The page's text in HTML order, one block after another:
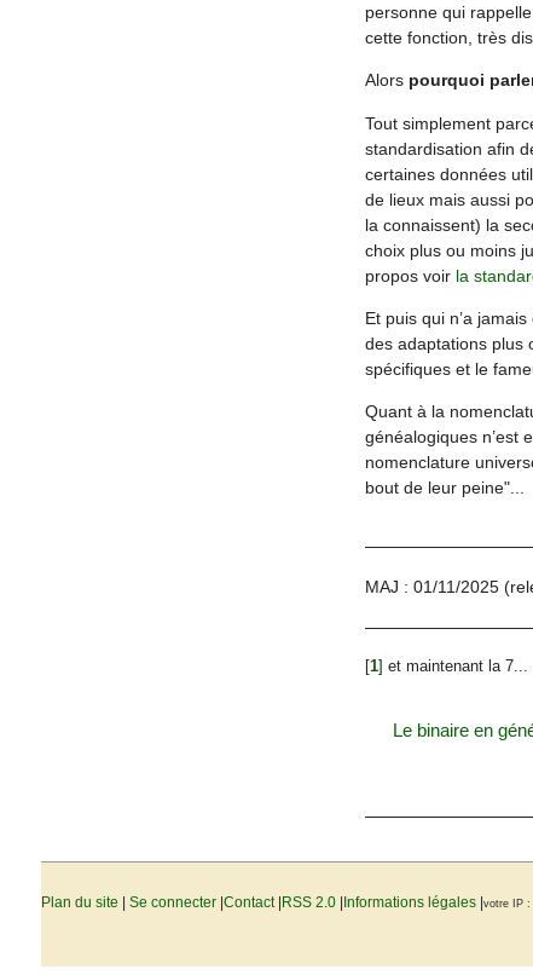
personne qui
cette fonction, très
Alors pourquoi
Tout simplement
standardisation afin
certaines données
de lieux mais aussi
la connaissent) la
choix plus ou moins
propos voir la
Et puis qui n’a
des adaptations plus
spécifiques et le
Quant à la
généalogiques n’est
nomenclature
bout de leur peine"...
MAJ : 01/11/2025
[1] et maintenant la 7...
Le binaire en
Plan du site Se connecter| Contact| RSS 2.0| Informations légales| votre IP :